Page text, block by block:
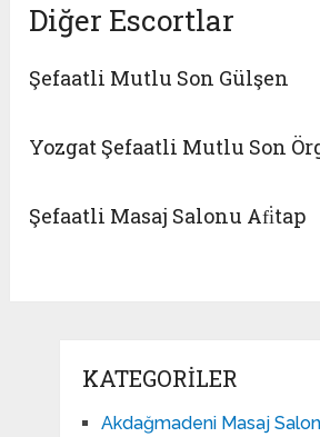
Diğer Escortlar
Şefaatli Mutlu Son Gülşen
Yozgat Şefaatli Mutlu Son
Şefaatli Masaj Salonu Afi̇tap
KATEGORILER
Akdağmadeni Masaj